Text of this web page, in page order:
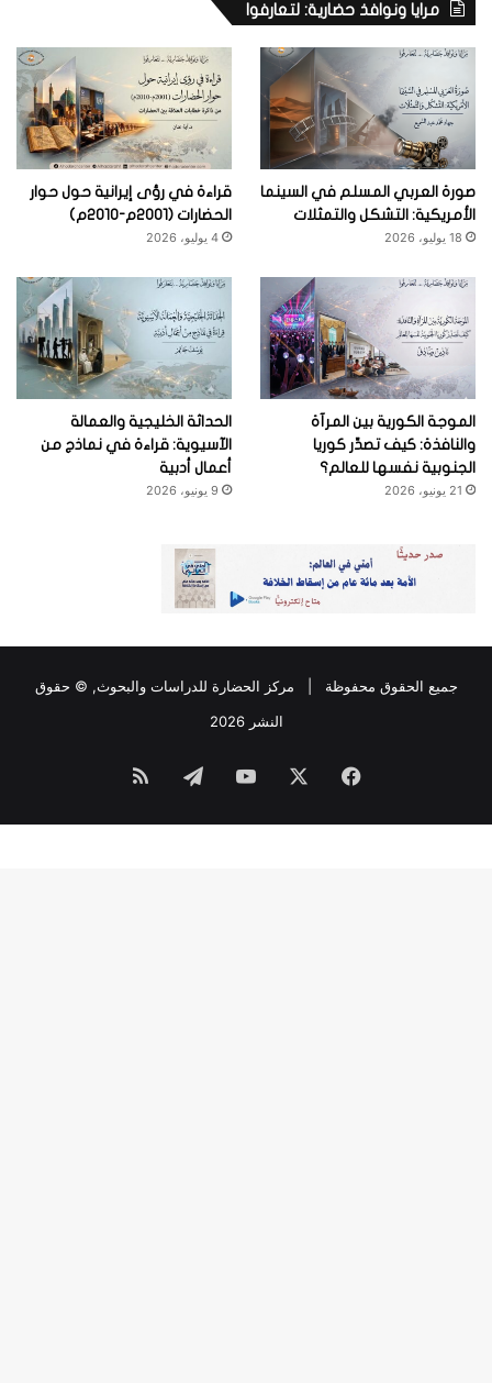
مرايا ونوافذ حضارية: لتعارفوا
صورة العربي المسلم في السينما
الأمريكية: التشكل والتمثلات
18 يوليو، 2026
قراءة في رؤى إيرانية حول حوار
الحضارات (2001م-2010م)
4 يوليو، 2026
الموجة الكورية بين المرآة
والنافذة: كيف تصدِّر كوريا
الجنوبية نفسها للعالم؟
21 يونيو، 2026
الحداثة الخليجية والعمالة
الآسيوية: قراءة في نماذج من
أعمال أدبية
9 يونيو، 2026
جميع الحقوق محفوظة | مركز الحضارة للدراسات والبحوث, © حقوق
النشر 2026
فيسبوك ‫YouTubeتيلقرام
الموقع